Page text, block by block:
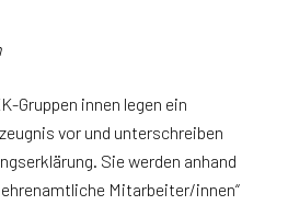
Gruppen innen legen ein
vor und unterschreiben
Sie werden anhand
Mitarbeiter/innen“